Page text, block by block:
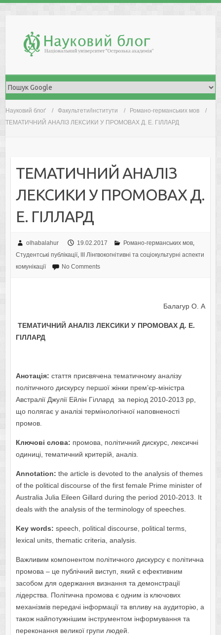
Науковий блоґ Факультети/інститути
Романо-германських мов
ТЕМАТИЧНИЙ АНАЛІЗ ЛЕКСИКИ У ПРОМОВАХ Д. Е. ГІЛЛАРД
ТЕМАТИЧНИЙ АНАЛІЗ
ЛЕКСИКИ У ПРОМОВАХ Д.
Е. ГІЛЛАРД
olhabalahur 19.02.2017 Романо-германських мов,
Студентські публікації,
IІI Лінгвокогнітивні та соціокультурні аспекти
комунікації
No Comments
Балагур О. А
ТЕМАТИЧНИЙ АНАЛІЗ ЛЕКСИКИ У ПРОМОВАХ Д. Е.
ГІЛЛАРД
Анотація: стаття присвячена тематичному аналізу
політичного дискурсу першої жінки прем’єр-міністра
Австралії Джулії Ейлін Гіллард за період 2010-2013 рр,
що полягає у аналізі термінологічної наповненості
промов.
Ключові слова: промова, політичний дискурс, лексичні
одиниці, тематичний критерій, аналіз.
Annotation: the article is devoted to the analysis of themes
of the political discourse of the first female Prime minister of
Australia Julia Eileen Gillard during the period 2010-2013. It
deals with the analysis of the terminology of speeches.
Key words: speech, political discourse, political terms,
lexical units, thematic criteria, analysis.
Важливим компонентом політичного дискурсу є політична
промова – це публічний виступ, який є ефективним
засобом для одержання визнання та демонстрації
лідерства. Політична промова є одним із ключових
механізмів передачі інформації та впливу на аудиторію, а
також найпотужнішим інструментом інформування та
переконання великої групи людей.